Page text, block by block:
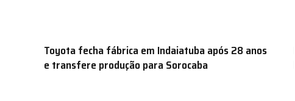
Toyota fecha fábrica em Indaiatuba após 28 anos
e transfere produção para Sorocaba